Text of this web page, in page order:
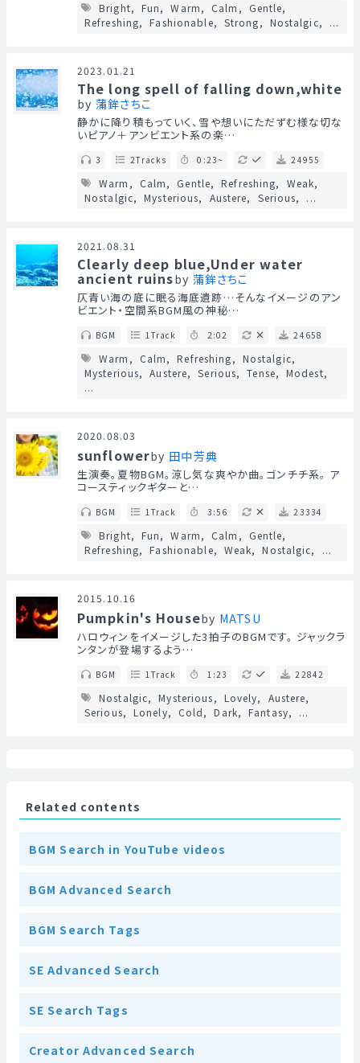
Bright Fun Warm Calm
Gentle
Refreshing
Fashionable Strong Nostalgic ...
2023.01.21
The long spell of falling down,white
by 蒲鉾さちこ
静かに降り積もっていく、雪や想いにただずむ様な切な
いピアノ＋アンビエント系の楽…
3 2Tracks 0:23~ 24955
Warm Calm Gentle Refreshing
Weak
Nostalgic
Mysterious Austere Serious ...
2021.08.31
Clearly deep blue,Under water
ancient ruinsby 蒲鉾さちこ
仄青い海の底に眠る海底遺跡…そんなイメージのアン
ビエント・空間系BGM風の神秘…
BGM 1Track 2:02 24658
Warm Calm Refreshing
Nostalgic
Mysterious
Austere Serious Tense
Modest
...
2020.08.03
sunflowerby 田中芳典
生演奏。夏物BGM。涼し気な爽やか曲。ゴンチチ系。 ア
コースティックギターと…
BGM 1Track 3:56 23334
Bright Fun Warm Calm
Gentle
Refreshing
Fashionable Weak Nostalgic ...
2015.10.16
Pumpkin's Houseby MATSU
ハロウィンをイメージした3拍子のBGMです。 ジャックラ
ンタンが登場するよう…
BGM 1Track 1:23 22842
Nostalgic Mysterious Lovely
Austere
Serious
Lonely Cold Dark Fantasy ...
Related contents
BGM Search in YouTube videos
BGM Advanced Search
BGM Search Tags
SE Advanced Search
SE Search Tags
Creator Advanced Search